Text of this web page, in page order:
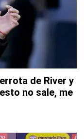
de River y
no sale, me